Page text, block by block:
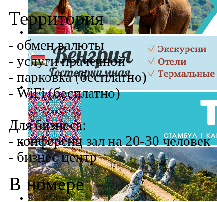
Территория
- обмен валюты
- услуги прачечной
- парковка (бесплатно)
- WiFi (бесплатно)
Для бизнеса:
- конференц зал на 20-30 человек
- бизнес центр
В номере